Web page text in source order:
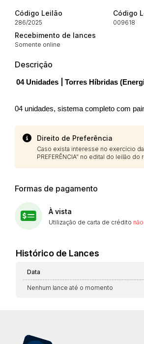
Código Leilão
286/2025
Código
009618
Recebimento de lances
Somente online
Descrição
04 Unidades Torres Híbridas
04 unidades, sistema completo com
Direito de Preferência
Caso exista interesse no exercício
PREFERÊNCIA” no edital do leilão
Formas de pagamento
À vista
Utilização de carta de crédito
Histórico de Lances
Data
Nenhum lance até o momento